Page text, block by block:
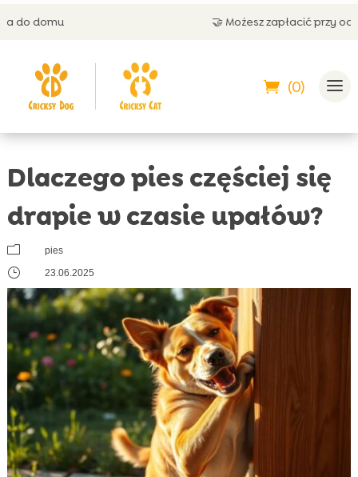
🤝 Możesz zapłacić przy odbiorze
(0)
Dlaczego pies częściej się
drapie w czasie upałów?
m pies
} 23.06.2025